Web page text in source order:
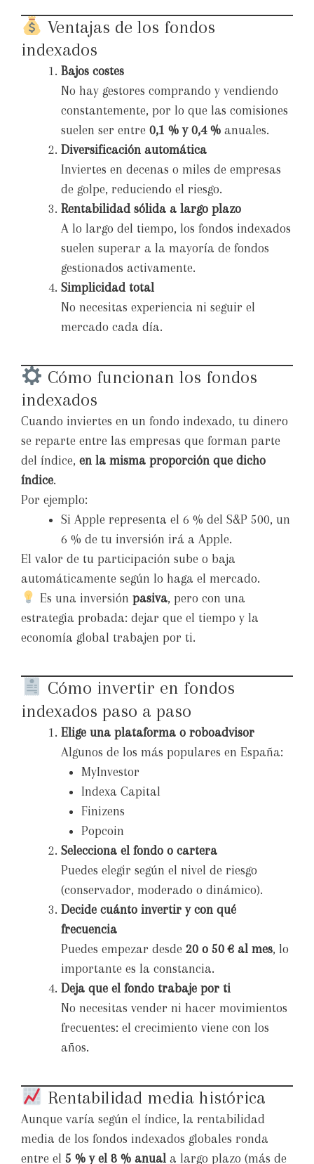
Ventajas de los fondos
indexados
Bajos costes
No hay gestores comprando y vendiendo
constantemente, por lo que las comisiones
suelen ser entre 0,1 % y 0,4 % anuales.
Diversificación automática
Inviertes en decenas o miles de empresas
de golpe, reduciendo el riesgo.
Rentabilidad sólida a largo plazo
A lo largo del tiempo, los fondos indexados
suelen superar a la mayoría de fondos
gestionados activamente.
Simplicidad total
No necesitas experiencia ni seguir el
mercado cada día.
Cómo funcionan los fondos
indexados
Cuando inviertes en un fondo indexado, tu dinero
se reparte entre las empresas que forman parte
del índice, en la misma proporción que dicho
índice.
Por ejemplo:
Si Apple representa el 6 % del S&P 500, un
6 % de tu inversión irá a Apple.
El valor de tu participación sube o baja
automáticamente según lo haga el mercado.
Es una inversión pasiva, pero con una
estrategia probada: dejar que el tiempo y la
economía global trabajen por ti.
Cómo invertir en fondos
indexados paso a paso
Elige una plataforma o roboadvisor
Algunos de los más populares en España:
MyInvestor
Indexa Capital
Finizens
Popcoin
Selecciona el fondo o cartera
Puedes elegir según el nivel de riesgo
(conservador, moderado o dinámico).
Decide cuánto invertir y con qué
frecuencia
Puedes empezar desde 20 o 50 € al mes, lo
importante es la constancia.
Deja que el fondo trabaje por ti
No necesitas vender ni hacer movimientos
frecuentes: el crecimiento viene con los
años.
Rentabilidad media histórica
Aunque varía según el índice, la rentabilidad
media de los fondos indexados globales ronda
entre el 5 % y el 8 % anual a largo plazo (más de